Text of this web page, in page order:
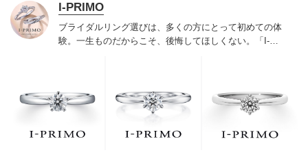
I-PRIMO
ブライダルリング選びは、多くの方にとって初めての体
験。一生ものだからこそ、後悔してほしくない。「I-
でお待ちしております。リング選びの最初の一歩をご一
緒に。まずは、アイプリモへ。